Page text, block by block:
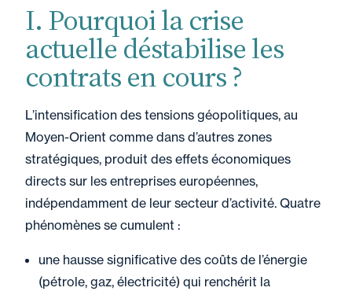
I. Pourquoi la crise
actuelle déstabilise les
contrats en cours ?
L’intensification des tensions géopolitiques, au
Moyen-Orient comme dans d’autres zones
stratégiques, produit des effets économiques
directs sur les entreprises européennes,
indépendamment de leur secteur d’activité. Quatre
phénomènes se cumulent :
une hausse significative des coûts de l’énergie
(pétrole, gaz, électricité) qui renchérit la